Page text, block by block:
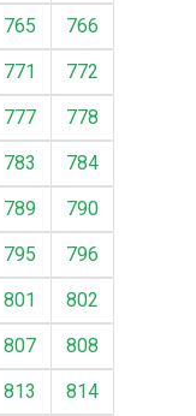
765
766
771
772
777
778
783
784
789
790
795
796
801
802
807
808
813
814